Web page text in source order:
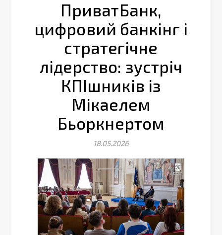
ПриватБанк,
цифровий банкінг і
стратегічне
лідерство: зустріч
КПІшників із
Мікаелем
Бьоркнертом
18.05.2026